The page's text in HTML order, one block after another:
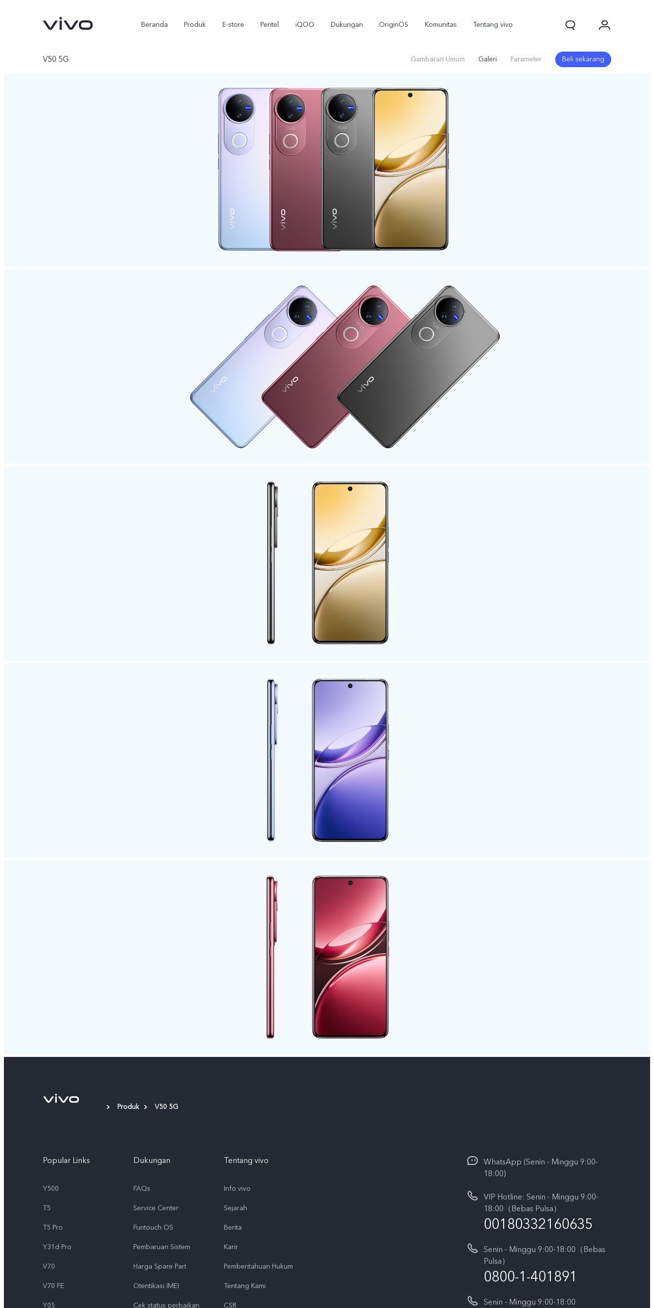
Beranda Produk E-store Peritel iQOO Dukungan OriginOS Komunitas Tentang vivo
Y31d Pro
V50 5G Gambaran Umum Galeri Parameter Beli sekarang
Produk V50 5G
Popular Links
Y500
T5
T5 Pro
Y31d Pro
V70
V70 FE
Y05
Dukungan
FAQs
Service Center
Funtouch OS
Pembaruan Sistem
Harga Spare Part
Otentikasi IMEI
Cek status perbaikan
Tentang vivo
Info vivo
Sejarah
Berita
Karir
Pemberitahuan Hukum
Tentang Kami
CSR
WhatsApp (Senin - Minggu 9:00-
18:00)
VIP Hotline: Senin - Minggu 9:00-
18:00（Bebas Pulsa）
00180332160635
Senin - Minggu 9:00-18:00（Bebas
Pulsa）
0800-1-401891
Senin - Minggu 9:00-18:00